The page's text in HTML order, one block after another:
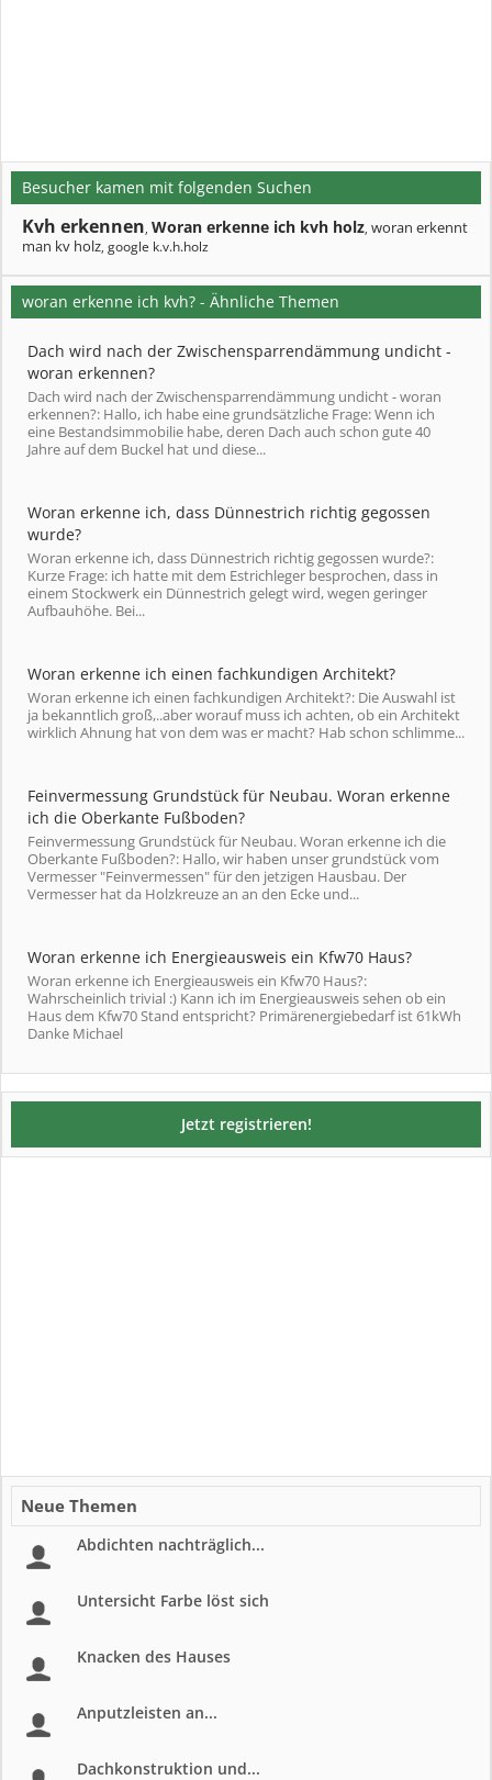
Besucher kamen mit folgenden Suchen
Kvh erkennen, Woran erkenne ich kvh holz, woran erkennt
man kv holz, google k.v.h.holz
woran erkenne ich kvh? - Ähnliche Themen
Dach wird nach der Zwischensparrendämmung undicht -
woran erkennen?
Dach wird nach der Zwischensparrendämmung undicht - woran
erkennen?: Hallo, ich habe eine grundsätzliche Frage: Wenn ich
eine Bestandsimmobilie habe, deren Dach auch schon gute 40
Jahre auf dem Buckel hat und diese...
Woran erkenne ich, dass Dünnestrich richtig gegossen
wurde?
Woran erkenne ich, dass Dünnestrich richtig gegossen wurde?:
Kurze Frage: ich hatte mit dem Estrichleger besprochen, dass in
einem Stockwerk ein Dünnestrich gelegt wird, wegen geringer
Aufbauhöhe. Bei...
Woran erkenne ich einen fachkundigen Architekt?
Woran erkenne ich einen fachkundigen Architekt?: Die Auswahl ist
ja bekanntlich groß,..aber worauf muss ich achten, ob ein Architekt
wirklich Ahnung hat von dem was er macht? Hab schon schlimme...
Feinvermessung Grundstück für Neubau. Woran erkenne
ich die Oberkante Fußboden?
Feinvermessung Grundstück für Neubau. Woran erkenne ich die
Oberkante Fußboden?: Hallo, wir haben unser grundstück vom
Vermesser "Feinvermessen" für den jetzigen Hausbau. Der
Vermesser hat da Holzkreuze an an den Ecke und...
Woran erkenne ich Energieausweis ein Kfw70 Haus?
Woran erkenne ich Energieausweis ein Kfw70 Haus?:
Wahrscheinlich trivial :) Kann ich im Energieausweis sehen ob ein
Haus dem Kfw70 Stand entspricht? Primärenergiebedarf ist 61kWh
Danke Michael
Jetzt registrieren!
Neue Themen
Abdichten nachträglich...
Untersicht Farbe löst sich
Knacken des Hauses
Anputzleisten an...
Dachkonstruktion und...